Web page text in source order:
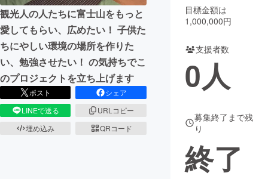
ビジネス・起業 チャレンジ
まちづくり・地域活性化
CAMPFIRE for Social Good CAMPFIRE Creation
CAMPFIREふるさと納税
観光人の人たちに富士山をもっと
愛してもらい、広めたい！ 子供た
ちにやしい環境の場所を作りた
い、勉強させたい！ の気持ちでこ
のプロジェクトを立ち上げます
ポスト
シェア
LINEで送る
URLコピー
埋め込み
QRコード
目標金額は
1,000,000円
支援者数
0人
募集終了まで残
り
終了